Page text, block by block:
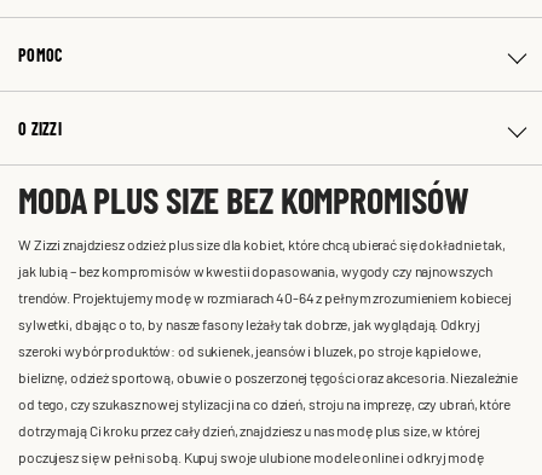
POMOC
O ZIZZI
MODA PLUS SIZE BEZ KOMPROMISÓW
W Zizzi znajdziesz odzież plus size dla kobiet, które chcą ubierać się dokładnie tak,
jak lubią – bez kompromisów w kwestii dopasowania, wygody czy najnowszych
trendów. Projektujemy modę w rozmiarach 40-64 z pełnym zrozumieniem kobiecej
sylwetki, dbając o to, by nasze fasony leżały tak dobrze, jak wyglądają. Odkryj
szeroki wybór produktów: od sukienek, jeansów i bluzek, po stroje kąpielowe,
bieliznę, odzież sportową, obuwie o poszerzonej tęgości oraz akcesoria. Niezależnie
od tego, czy szukasz nowej stylizacji na co dzień, stroju na imprezę, czy ubrań, które
dotrzymają Ci kroku przez cały dzień, znajdziesz u nas modę plus size, w której
poczujesz się w pełni sobą. Kupuj swoje ulubione modele online i odkryj modę